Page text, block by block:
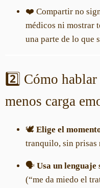
❤️ Compartir no
médicos ni mostrar
una parte de lo que
2️⃣ Cómo
menos carga
🕊️ Elige el
tranquilo, sin prisas
🗣️ Usa un lenguaje
(“me da miedo el